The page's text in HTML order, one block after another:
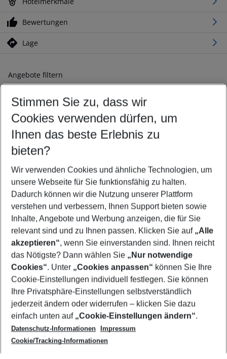
Bewertungen
Lage
Angebote filtern
Ändern Sie Ihre Kriterien nach Ihren Wünschen
Abflughafen wählen
Beliebiger Abflughafen
Reisezeitraum wählen
10.08.26– 08.08.27 5-8 Nächte
2 Erwachsene Keine Kinder
Mehr Filter anzeigen
Footer
Footer navigation
Über uns
AGB
Cookie-Einstellungen ändern
Cookie-Richtlinie
Datenschutz
Service & Hilfe
Barrierefreies Reisen
Check-in
Folgen Sie uns
Stimmen Sie zu, dass wir
Cookies verwenden dürfen, um
Ihnen das beste Erlebnis zu
bieten?
Wir verwenden Cookies und ähnliche Technologien, um
unsere Webseite für Sie funktionsfähig zu halten.
Dadurch können wir die Nutzung unserer Plattform
verstehen und verbessern, Ihnen Support bieten sowie
Inhalte, Angebote und Werbung anzeigen, die für Sie
relevant sind und zu Ihnen passen. Klicken Sie auf „Alle
akzeptieren“, wenn Sie einverstanden sind. Ihnen reicht
das Nötigste? Dann wählen Sie „Nur notwendige
Cookies“. Unter „Cookies anpassen“ können Sie Ihre
Cookie-Einstellungen individuell festlegen. Sie können
Ihre Privatsphäre-Einstellungen selbstverständlich
jederzeit ändern oder widerrufen – klicken Sie dazu
einfach unten auf „Cookie-Einstellungen ändern“.
Datenschutz-Informationen
Impressum
Cookie/Tracking-Informationen